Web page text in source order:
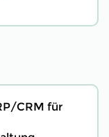
CRM für